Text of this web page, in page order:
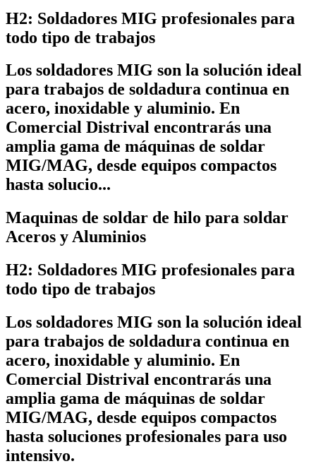
H2: Soldadores MIG profesionales para
todo tipo de trabajos
Los soldadores MIG son la solución ideal
para trabajos de soldadura continua en
acero, inoxidable y aluminio. En
Comercial Distrival encontrarás una
amplia gama de máquinas de soldar
MIG/MAG, desde equipos compactos
hasta solucio...
Maquinas de soldar de hilo para soldar
Aceros y Aluminios
H2: Soldadores MIG profesionales para
todo tipo de trabajos
Los soldadores MIG son la solución ideal
para trabajos de soldadura continua en
acero, inoxidable y aluminio. En
Comercial Distrival encontrarás una
amplia gama de máquinas de soldar
MIG/MAG, desde equipos compactos
hasta soluciones profesionales para uso
intensivo.